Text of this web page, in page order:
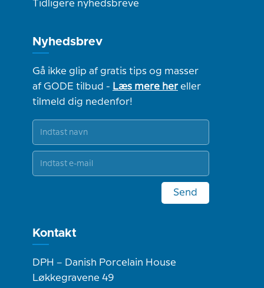
Tidligere nyhedsbreve
Nyhedsbrev
Gå ikke glip af gratis tips og masser
af GODE tilbud - Læs mere hereller
tilmeld dig nedenfor!
Send
Kontakt
DPH – Danish Porcelain House
Løkkegravene 49